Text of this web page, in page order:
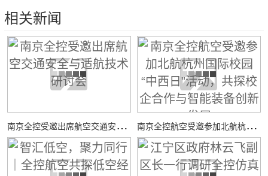
相关新闻
南
京全控受邀出席航空交通安全与适航技术研讨会 南
京全控航空受邀参加北航杭州国际校园“中西日”活动，共探校企合作与智能装备创新发展